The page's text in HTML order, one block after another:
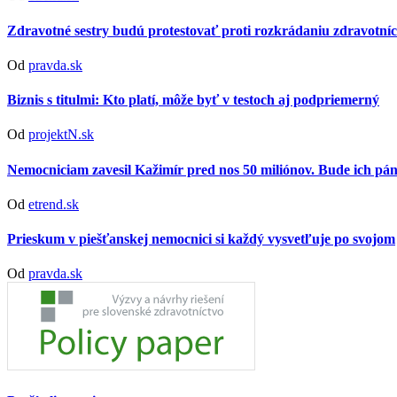
Zdravotné sestry budú protestovať proti rozkrádaniu
Od pravda.sk
Biznis s titulmi: Kto platí, môže byť v testoch aj podpriemerný
Od projektN.sk
Nemocniciam zavesil Kažimír pred nos 50 miliónov. Bude ich
Od etrend.sk
Prieskum v piešťanskej nemocnici si každý vysvetľuje po svojom
Od pravda.sk